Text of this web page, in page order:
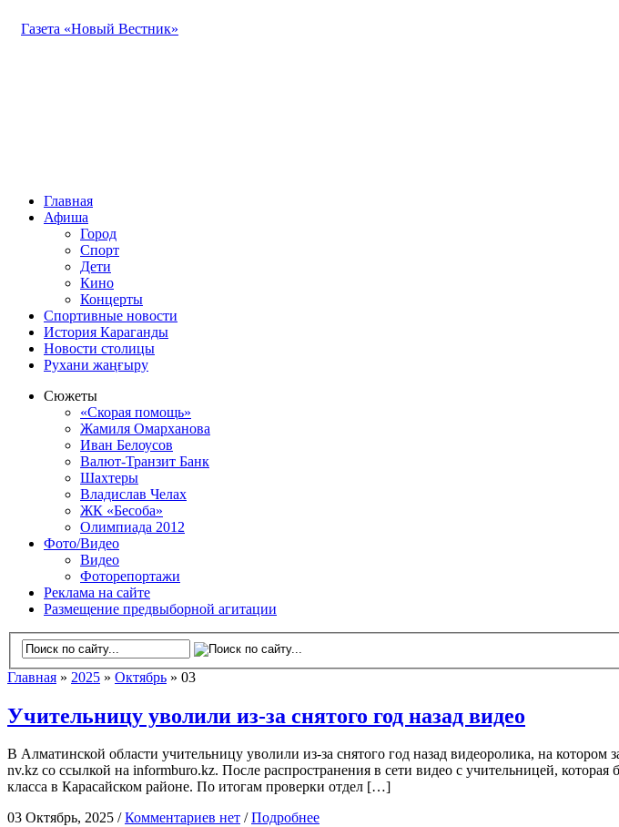
Газета «Новый Вестник»
Главная
Афиша
Город
Спорт
Дети
Кино
Концерты
Спортивные новости
История Караганды
Новости столицы
Рухани жаңғыру
Сюжеты
«Скорая помощь»
Жамиля Омарханова
Иван Белоусов
Валют-Транзит Банк
Шахтеры
Владислав Челах
ЖК «Бесоба»
Олимпиада 2012
Фото/Видео
Видео
Фоторепортажи
Реклама на сайте
Размещение предвыборной агитации
Главная » 2025 » Октябрь » 03
Учительницу уволили из-за снятого год назад видео
В Алматинской области учительницу уволили из-за снятого год назад видеоролика, на
nv.kz со ссылкой на informburo.kz. После распространения в сети видео с учительницей,
класса в Карасайском районе. По итогам проверки отдел […]
03 Октябрь, 2025 /Комментариев нет /Подробнее